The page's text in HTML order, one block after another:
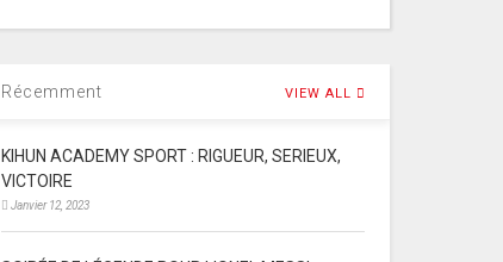
Récemment VIEW ALL
KIHUN ACADEMY SPORT : RIGUEUR, SERIEUX,
VICTOIRE
Janvier 12, 2023